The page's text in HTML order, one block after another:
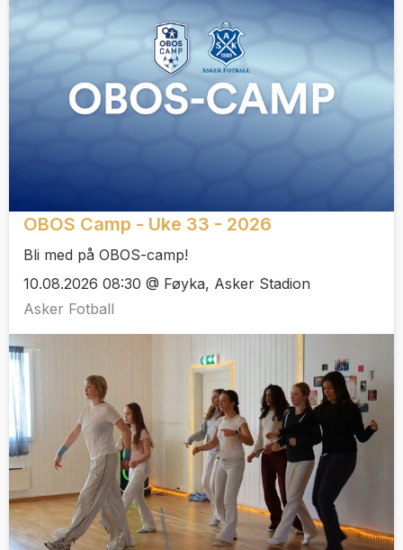
OBOS Camp - Uke 33 - 2026
Bli med på OBOS-camp!
10.08.2026 08:30 @ Føyka, Asker Stadion
Asker Fotball